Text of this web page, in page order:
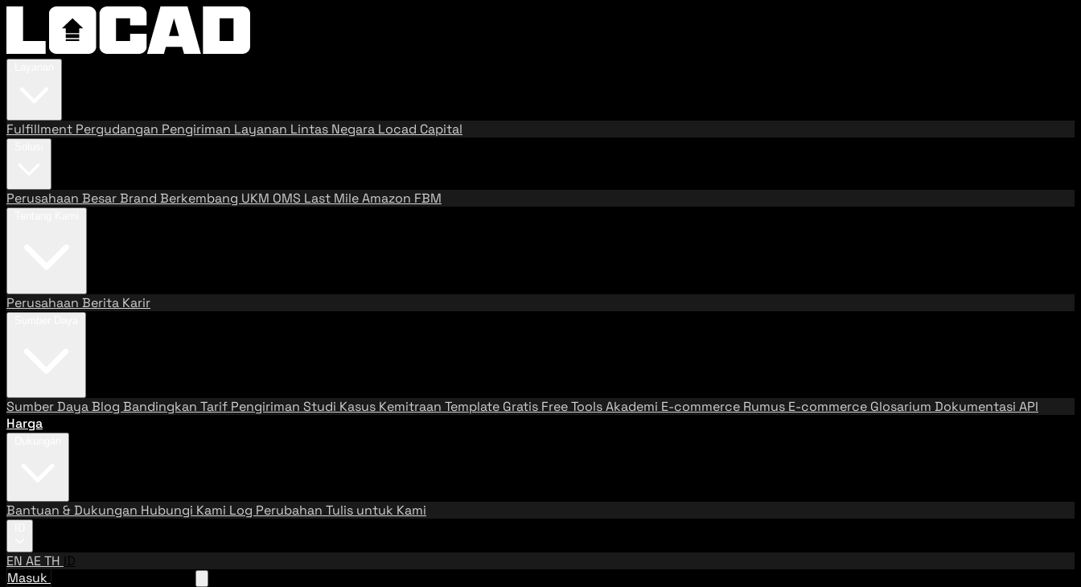
Fulfillment Pergudangan Pengiriman Layanan Lintas Negara Locad Capital
Perusahaan BesarBrand Berkembang UKM OMS Last MileAmazon FBM
Perusahaan Berita Karir
Sumber DayaBlog Bandingkan Tarif Pengiriman Studi Kasus Kemitraan Template Gratis Free ToolsAkademi E-commerce Rumus E-commerce Glosarium Dokumentasi API
Harga
Bantuan & Dukungan Hubungi Kami Log Perubahan Tulis untuk Kami
EN AETH ID
Masuk